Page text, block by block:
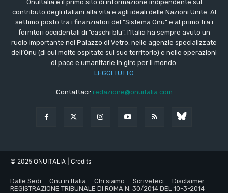
OnuItalia è il primo sito di informazione indipendente sul
contributo degli italiani alla vita e agli ideali delle Nazioni Unite. Al
settimo posto tra i finanziatori del “Sistema Onu” e al primo tra i
fornitori occidentali di “caschi blu”, l’Italia ha sempre avuto un
ruolo importante nel Palazzo di Vetro, nelle agenzie specializzate
dell’Onu (di cui molte ospitate sul suo territorio) e nelle operazioni
di pace e umanitarie in giro per il mondo.
LEGGI TUTTO
Contattaci: redazione@onuitalia.com
© 2025 ONUITALIA | Credits
Dalle Sedi Onu in Italia Chi siamo Scriveteci
Disclaimer
REGISTRAZIONE TRIBUNALE DI ROMA N. 30/2014 DEL 10-3-2014